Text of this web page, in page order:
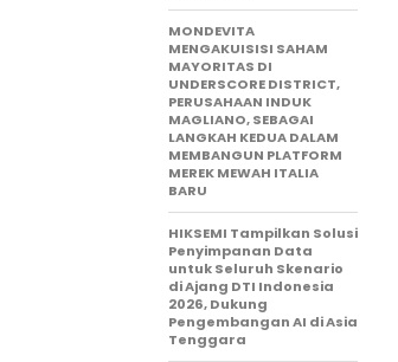
MONDEVITA
MENGAKUISISI SAHAM
MAYORITAS DI
UNDERSCORE DISTRICT,
PERUSAHAAN INDUK
MAGLIANO, SEBAGAI
LANGKAH KEDUA DALAM
MEMBANGUN PLATFORM
MEREK MEWAH ITALIA
BARU
HIKSEMI Tampilkan Solusi
Penyimpanan Data
untuk Seluruh Skenario
di Ajang DTI Indonesia
2026, Dukung
Pengembangan AI di Asia
Tenggara